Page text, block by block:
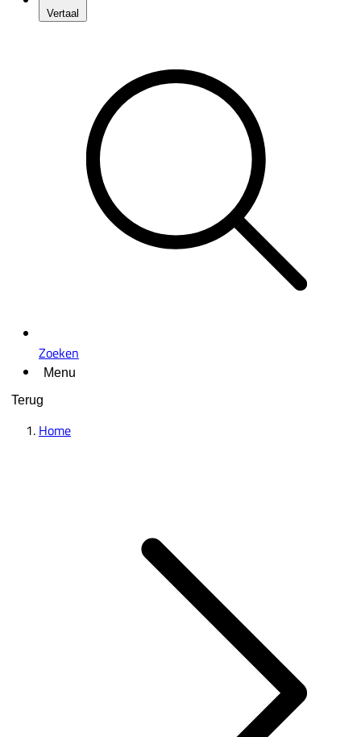
Vertaal
Zoeken
Menu
Terug
Home